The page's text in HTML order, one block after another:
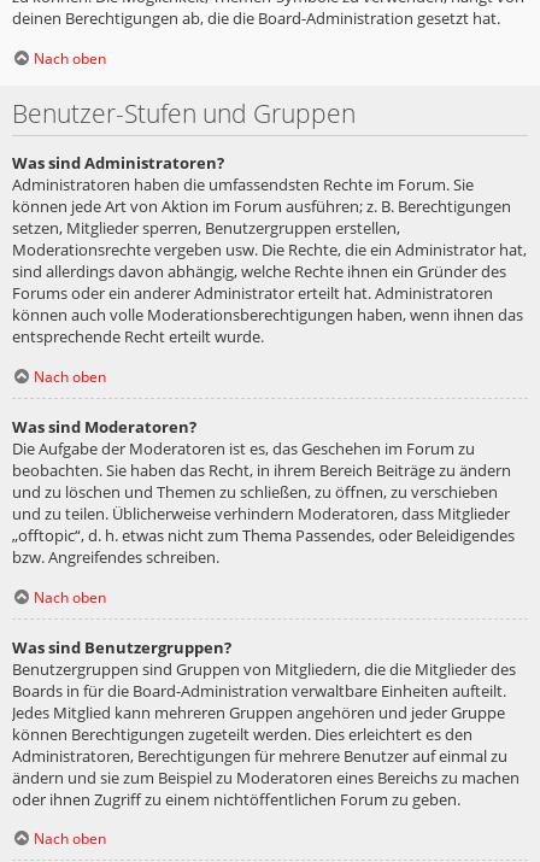
deinen Berechtigungen ab, die die Board-Administration gesetzt hat.
Nach oben
Benutzer-Stufen und Gruppen
Was sind Administratoren?
Administratoren haben die umfassendsten Rechte im Forum. Sie
können jede Art von Aktion im Forum ausführen; z. B. Berechtigungen
setzen, Mitglieder sperren, Benutzergruppen erstellen,
Moderationsrechte vergeben usw. Die Rechte, die ein Administrator hat,
sind allerdings davon abhängig, welche Rechte ihnen ein Gründer des
Forums oder ein anderer Administrator erteilt hat. Administratoren
können auch volle Moderationsberechtigungen haben, wenn ihnen das
entsprechende Recht erteilt wurde.
Nach oben
Was sind Moderatoren?
Die Aufgabe der Moderatoren ist es, das Geschehen im Forum zu
beobachten. Sie haben das Recht, in ihrem Bereich Beiträge zu ändern
und zu löschen und Themen zu schließen, zu öffnen, zu verschieben
und zu teilen. Üblicherweise verhindern Moderatoren, dass Mitglieder
„offtopic“, d. h. etwas nicht zum Thema Passendes, oder Beleidigendes
bzw. Angreifendes schreiben.
Nach oben
Was sind Benutzergruppen?
Benutzergruppen sind Gruppen von Mitgliedern, die die Mitglieder des
Boards in für die Board-Administration verwaltbare Einheiten aufteilt.
Jedes Mitglied kann mehreren Gruppen angehören und jeder Gruppe
können Berechtigungen zugeteilt werden. Dies erleichtert es den
Administratoren, Berechtigungen für mehrere Benutzer auf einmal zu
ändern und sie zum Beispiel zu Moderatoren eines Bereichs zu machen
oder ihnen Zugriff zu einem nichtöffentlichen Forum zu geben.
Nach oben